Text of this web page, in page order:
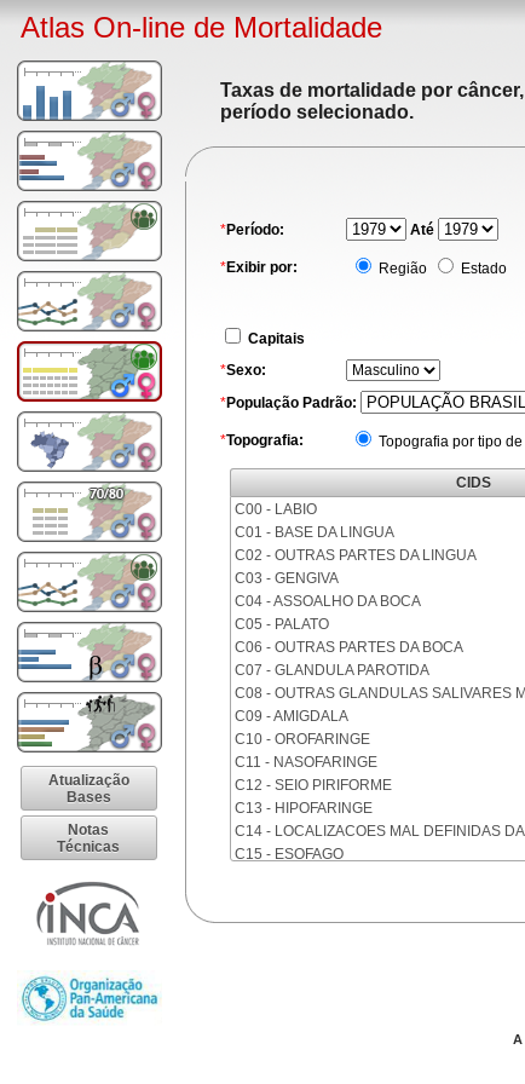
Atlas On-line de Mortalidade
Atualização
Bases
Notas
Técnicas
Taxas de mortalidade por
período selecionado.
*Período: Até
*Exibir por: Região Estado
Capitais
*Sexo:
*População Padrão:
*Topografia: Topografia por tipo
CIDS
C00 - LABIO
C01 - BASE DA LINGUA
C02 - OUTRAS PARTES DA LINGUA
C03 - GENGIVA
C04 - ASSOALHO DA BOCA
C05 - PALATO
C06 - OUTRAS PARTES DA BOCA
C07 - GLANDULA PAROTIDA
C08 - OUTRAS GLANDULAS SALIVARES
C09 - AMIGDALA
C10 - OROFARINGE
C11 - NASOFARINGE
C12 - SEIO PIRIFORME
C13 - HIPOFARINGE
C14 - LOCALIZACOES MAL DEFINIDAS
C15 - ESOFAGO
C18 - COLON
A